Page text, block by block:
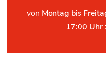
von Montag bis
17:00 Uhr